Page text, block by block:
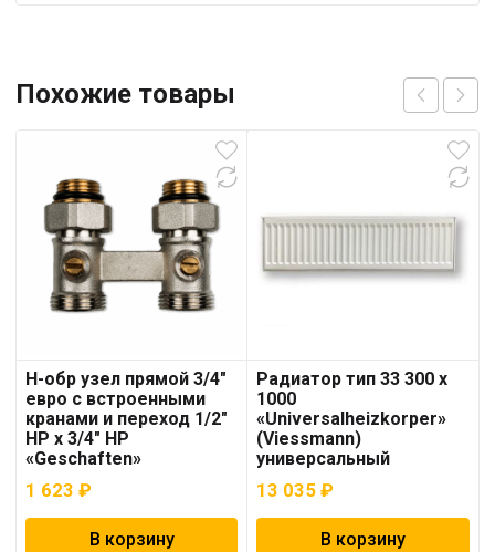
Похожие товары
Н-обр узел прямой 3/4″
евро с встроенными
кранами и переход 1/2″
НР х 3/4″ НР
«Geschaften»
1 623 ₽
В корзину
Радиатор тип 33 300 x
1000
«Universalheizkorper»
(Viessmann)
универсальный
13 035₽
В корзину